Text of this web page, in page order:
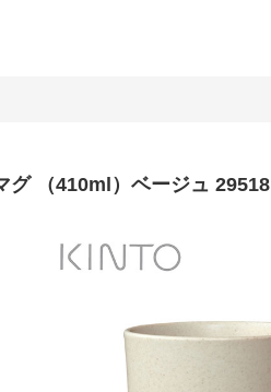
グ （410ml）ベージュ 29518